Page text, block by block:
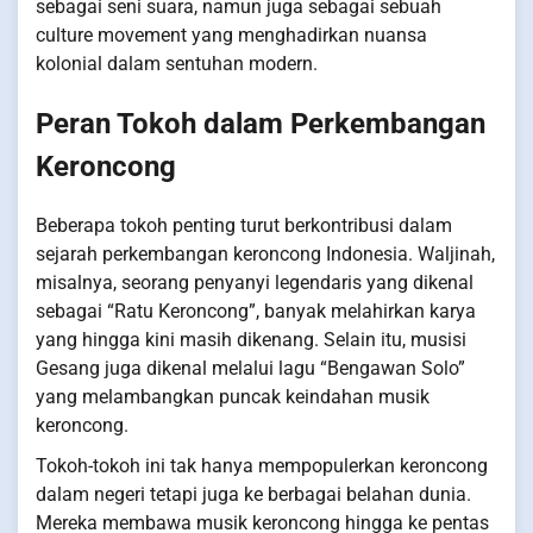
sebagai seni suara, namun juga sebagai sebuah
culture movement yang menghadirkan nuansa
kolonial dalam sentuhan modern.
Peran Tokoh dalam Perkembangan
Keroncong
Beberapa tokoh penting turut berkontribusi dalam
sejarah perkembangan keroncong Indonesia. Waljinah,
misalnya, seorang penyanyi legendaris yang dikenal
sebagai “Ratu Keroncong”, banyak melahirkan karya
yang hingga kini masih dikenang. Selain itu, musisi
Gesang juga dikenal melalui lagu “Bengawan Solo”
yang melambangkan puncak keindahan musik
keroncong.
Tokoh-tokoh ini tak hanya mempopulerkan keroncong
dalam negeri tetapi juga ke berbagai belahan dunia.
Mereka membawa musik keroncong hingga ke pentas